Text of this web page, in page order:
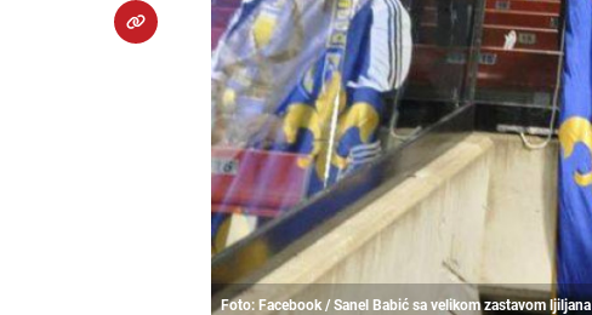
Foto: Facebook / Sanel Babić sa velikom zastavom ljiljana